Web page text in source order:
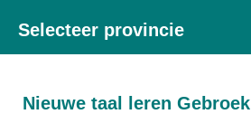
Selecteer provincie
Nieuwe taal leren Gebroek